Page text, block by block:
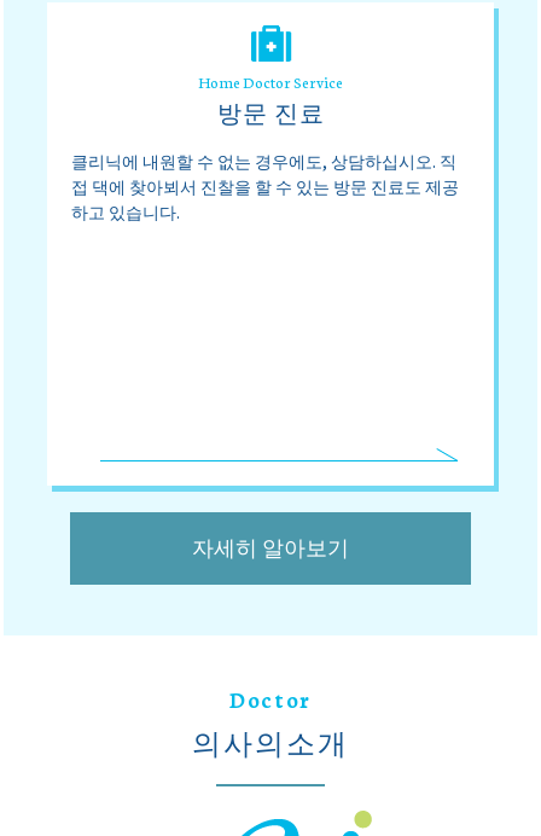
Home Doctor Service
방문 진료
클리닉에 내원할 수 없는 경우에도, 상담하십시오. 직
접 댁에 찾아뵈서 진찰을 할 수 있는 방문 진료도 제공
하고 있습니다.
자세히 알아보기
Doctor
의사의소개